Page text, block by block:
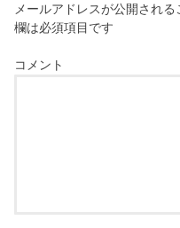
メールアドレスが公開される
欄は必須項目です
コメント